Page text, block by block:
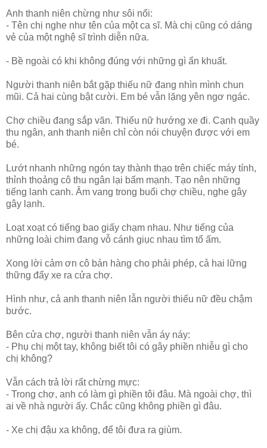
Anh thanh niên chừng như sôi nổi:
- Tên chị nghe như tên của một ca sĩ. Mà chị cũng có dáng
vẻ của một nghệ sĩ trình diễn nữa.
- Bề ngoài có khi không đúng với những gì ẩn khuất.
Người thanh niên bắt gặp thiếu nữ đang nhìn mình chun
mũi. Cả hai cùng bật cười. Em bé vẫn lặng yên ngơ ngác.
Chợ chiều đang sắp vãn. Thiếu nữ hướng xe đi. Cạnh quầy
thu ngân, anh thanh niên chỉ còn nói chuyện được với em
bé.
Lướt nhanh những ngón tay thành thạo trên chiếc máy tính,
thỉnh thoảng cô thu ngân lại bấm mạnh. Tạo nên những
tiếng lanh canh. Âm vang trong buổi chợ chiều, nghe gây
gây lạnh.
Loạt xoạt có tiếng bao giấy chạm nhau. Như tiếng của
những loài chim đang vỗ cánh giục nhau tìm tổ ấm.
Xong lời cảm ơn cô bán hàng cho phải phép, cả hai lững
thững đẩy xe ra cửa chợ.
Hình như, cả anh thanh niên lẫn người thiếu nữ đều chậm
bước.
Bên cửa chợ, người thanh niên vẫn áy náy:
- Phụ chị một tay, không biết tôi có gây phiền nhiễu gì cho
chị không?
Vẫn cách trả lời rất chừng mực:
- Trong chợ, anh có làm gì phiền tôi đâu. Mà ngoài chợ, thì
ai về nhà người ấy. Chắc cũng không phiền gì đâu.
- Xe chị đậu xa không, để tôi đưa ra giùm.